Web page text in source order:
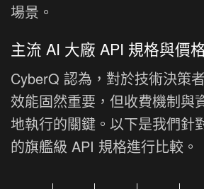
場景。
主流 AI 大廠 API 規格與價
CyberQ 認為，對於技術決策
效能固然重要，但收費機制與
地執行的關鍵。以下是我們針
的旗艦級 API 規格進行比較。